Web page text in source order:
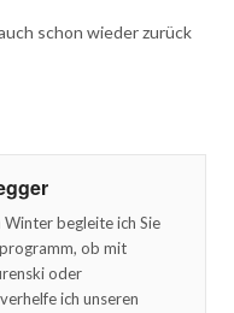
schon wieder zurück
begleite ich Sie
ob mit
oder
ich unseren